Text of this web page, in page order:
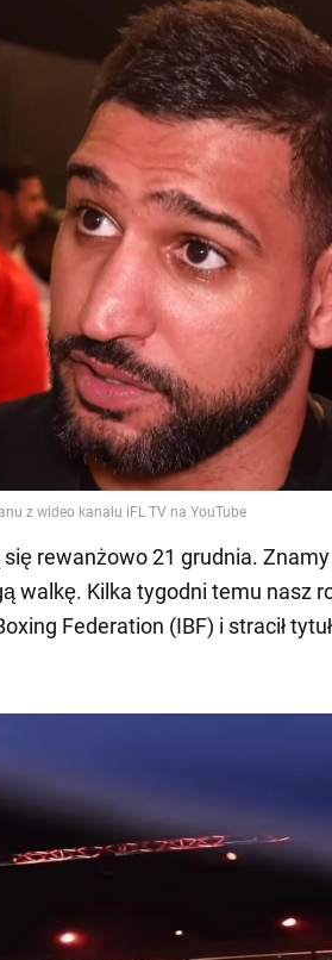
się rewanżowo 21 grudnia.
walkę. Kilka tygodni temu nasz
Federation (IBF) i stracił